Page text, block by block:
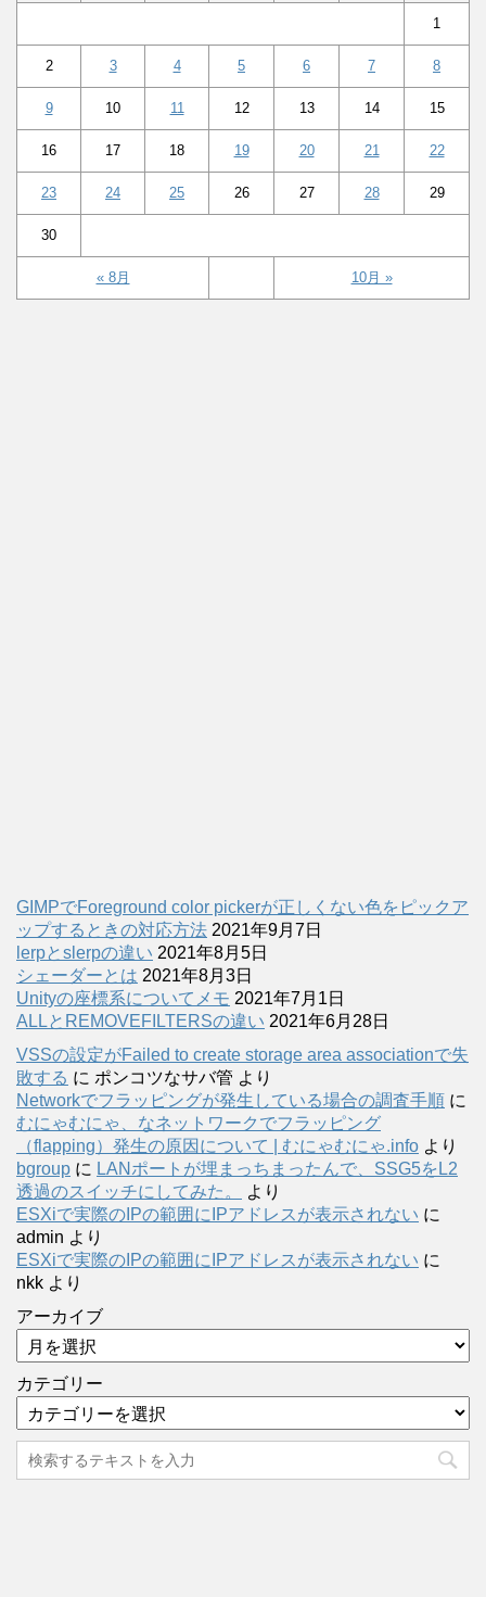
« 8月 10月 »
1
2 3 4 5 6 7 8
9 10 11 12 13 14 15
16 17 18 19 20 21 22
23 24 25 26 27 28 29
30
GIMPでForeground color pickerが正しくない色をピックア
ップするときの対応方法 2021年9月7日
lerpとslerpの違い 2021年8月5日
シェーダーとは 2021年8月3日
Unityの座標系についてメモ 2021年7月1日
ALLとREMOVEFILTERSの違い 2021年6月28日
VSSの設定がFailed to create storage area associationで失
敗する に ポンコツなサバ管 より
Networkでフラッピングが発生している場合の調査手順 に
むにゃむにゃ、なネットワークでフラッピング
（flapping）発生の原因について | むにゃむにゃ.info より
bgroup に LANポートが埋まっちまったんで、SSG5をL2
透過のスイッチにしてみた。
より
ESXiで実際のIPの範囲にIPアドレスが表示されない に
admin より
ESXiで実際のIPの範囲にIPアドレスが表示されない に
nkk より
アーカイブ
カテゴリー